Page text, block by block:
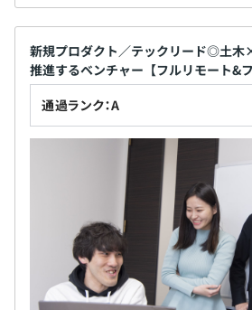
新規プロダクト／テックリード◎土木
推進するベンチャー【フルリモート&
通過ランク：A